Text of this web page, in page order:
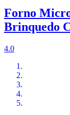
Forno
Brinquedo
4.0